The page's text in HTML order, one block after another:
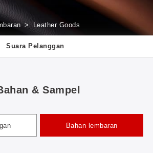
> Leather Goods
Suara Pelanggan
& Sampel
Bahan lembaran